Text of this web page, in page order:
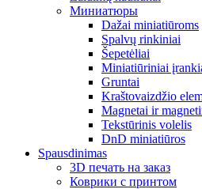
Миниатюры
Dažai miniatiūroms
Spalvų rinkiniai
Šepetėliai
Miniatiūriniai
Gruntai
Kraštovaizdžio
Magnetai ir
Tekstūrinis volelis
DnD miniatiūros
Spausdinimas
3D печать на заказ
Коврики с принтом